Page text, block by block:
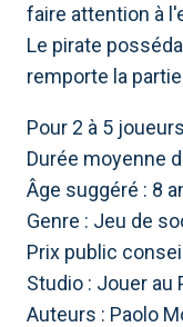
faire attention à
Le pirate
remporte la
Pour 2 à 5 joueurs
Durée moyenne
Âge suggéré : 8
Genre : Jeu de
Prix ​​public
Studio : Jouer au
Auteurs : Paolo